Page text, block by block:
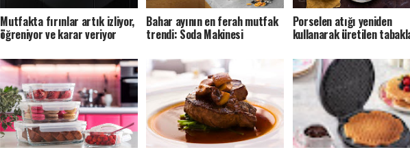
Mutfakta fırınlar artık izliyor,
öğreniyor ve karar veriyor
Bahar ayının en ferah mutfak
trendi: Soda Makinesi
Porselen atığı yeniden
kullanarak üretilen